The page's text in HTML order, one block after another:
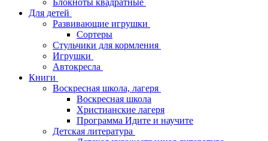
Блокноты квадратные
Для детей
Развивающие игрушки
Сортеры
Стульчики для кормления
Игрушки
Автокресла
Книги
Воскресная школа, лагеря
Воскресная школа
Христианские лагеря
Программа Идите и научите
Детская литература